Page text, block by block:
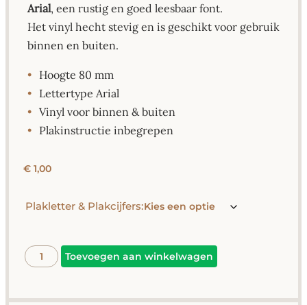
Arial, een rustig en goed leesbaar font.
Het vinyl hecht stevig en is geschikt voor gebruik
binnen en buiten.
• Hoogte 80 mm
• Lettertype Arial
• Vinyl voor binnen & buiten
• Plakinstructie inbegrepen
€ 1,00
Plakletter & Plakcijfers:
Toevoegen aan winkelwagen